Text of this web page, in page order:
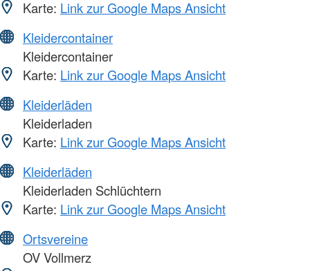
Karte: Link zur Google Maps Ansicht
Kleidercontainer
Kleidercontainer
Karte: Link zur Google Maps Ansicht
Kleiderläden
Kleiderladen
Karte: Link zur Google Maps Ansicht
Kleiderläden
Kleiderladen Schlüchtern
Karte: Link zur Google Maps Ansicht
Ortsvereine
OV Vollmerz